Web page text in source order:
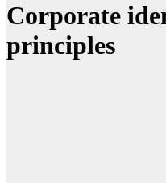
Corporate
principles